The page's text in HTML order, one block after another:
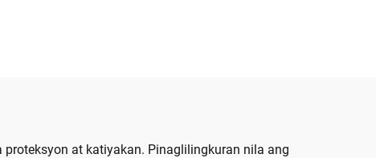
at katiyakan. Pinaglilingkuran nila ang